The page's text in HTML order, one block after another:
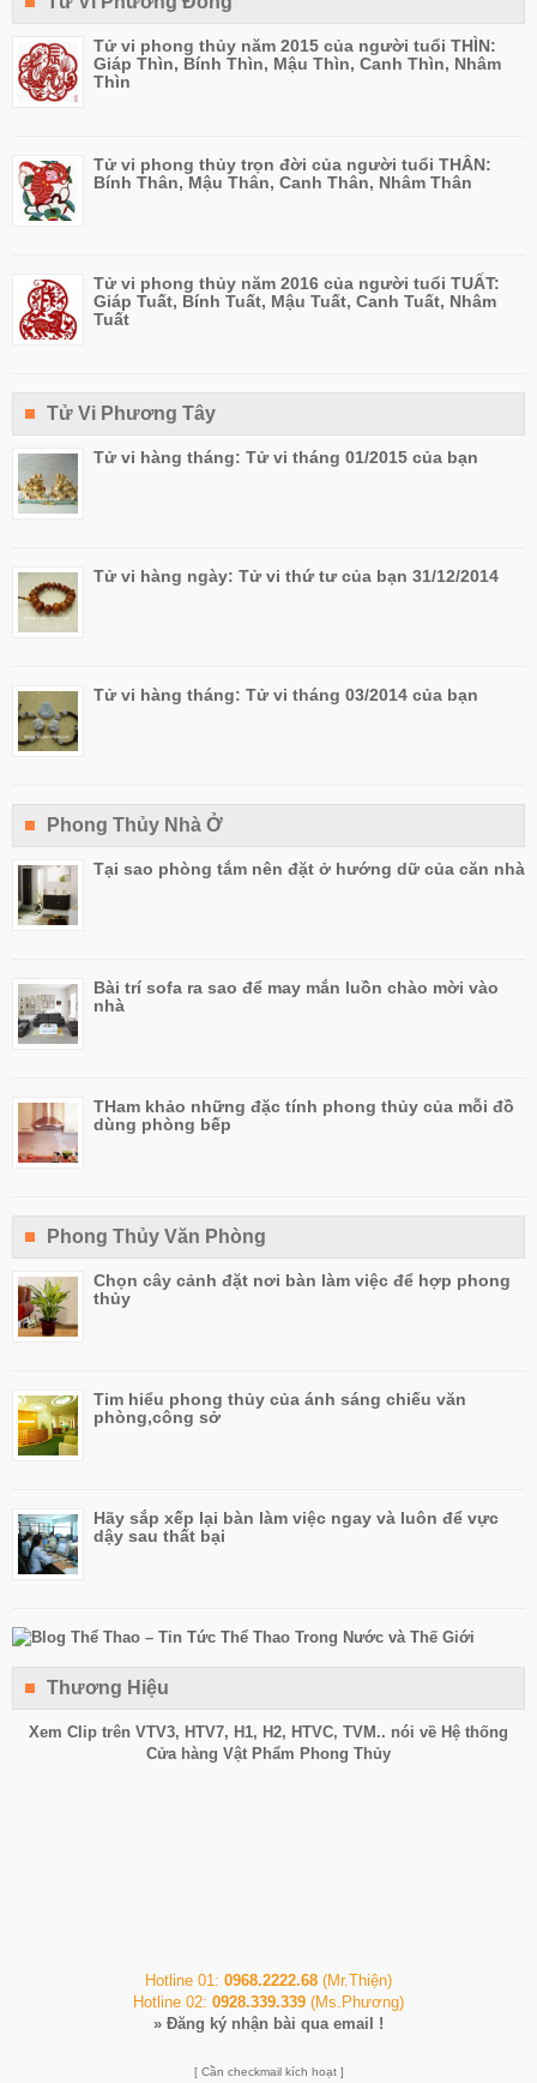
Tử vi phong thủy năm 2015 của người tuổi THÌN:
Giáp Thìn, Bính Thìn, Mậu Thìn, Canh Thìn, Nhâm
Thìn
Tử vi phong thủy trọn đời của người tuổi THÂN:
Bính Thân, Mậu Thân, Canh Thân, Nhâm Thân
Tử vi phong thủy năm 2016 của người tuổi TUẤT:
Giáp Tuất, Bính Tuất, Mậu Tuất, Canh Tuất, Nhâm
Tuất
Tử Vi Phương Tây
Tử vi hàng tháng: Tử vi tháng 01/2015 của bạn
Tử vi hàng ngày: Tử vi thứ tư của bạn 31/12/2014
Tử vi hàng tháng: Tử vi tháng 03/2014 của bạn
Phong Thủy Nhà Ở
Tại sao phòng tắm nên đặt ở hướng dữ của căn nhà
Bài trí sofa ra sao để may mắn luồn chào mời vào
nhà
THam khảo những đặc tính phong thủy của mỗi đồ
dùng phòng bếp
Phong Thủy Văn Phòng
Chọn cây cảnh đặt nơi bàn làm việc để hợp phong
thủy
Tim hiểu phong thủy của ánh sáng chiếu văn
phòng,công sở
Hãy sắp xếp lại bàn làm việc ngay và luôn để vực
dậy sau thất bại
Thương Hiệu
Xem Clip trên VTV3, HTV7, H1, H2, HTVC, TVM.. nói về Hệ thống
Cửa hàng Vật Phẩm Phong Thủy
Hotline 01: 0968.2222.68 (Mr.Thiện)
Hotline 02: 0928.339.339 (Ms.Phương)
» Đăng ký nhận bài qua email !
[ Cần checkmail kích hoạt ]